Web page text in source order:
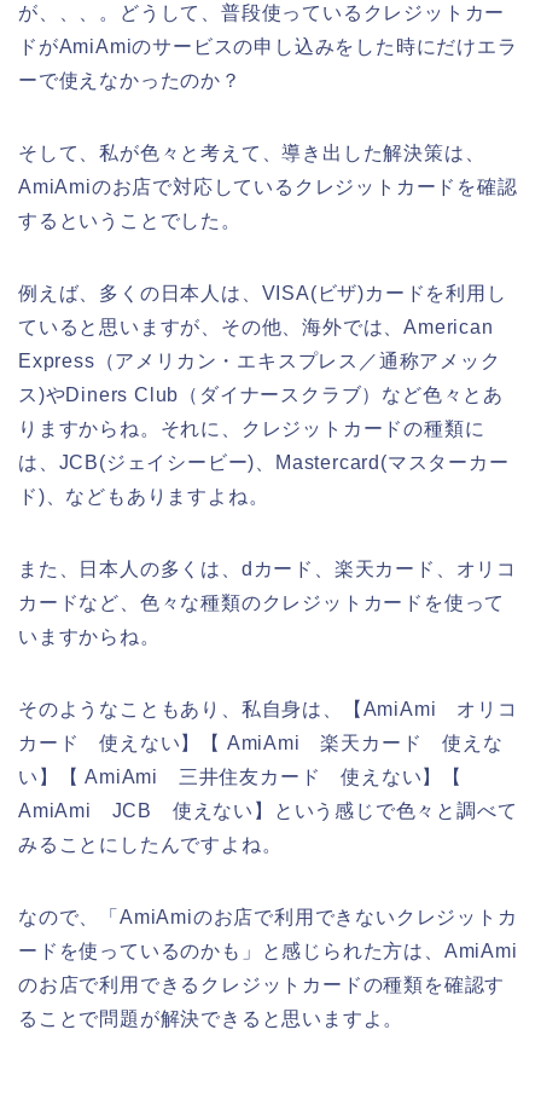
が、、、。どうして、普段使っているクレジットカー
ドがAmiAmiのサービスの申し込みをした時にだけエラ
ーで使えなかったのか？
そして、私が色々と考えて、導き出した解決策は、
AmiAmiのお店で対応しているクレジットカードを確認
するということでした。
例えば、多くの日本人は、VISA(ビザ)カードを利用し
ていると思いますが、その他、海外では、American
Express（アメリカン・エキスプレス／通称アメック
ス)やDiners Club（ダイナースクラブ）など色々とあ
りますからね。それに、クレジットカードの種類に
は、JCB(ジェイシービー)、Mastercard(マスターカー
ド)、などもありますよね。
また、日本人の多くは、dカード、楽天カード、オリコ
カードなど、色々な種類のクレジットカードを使って
いますからね。
そのようなこともあり、私自身は、【AmiAmi オリコ
カード 使えない】【 AmiAmi 楽天カード 使えな
い】【 AmiAmi 三井住友カード 使えない】【
AmiAmi JCB 使えない】という感じで色々と調べて
みることにしたんですよね。
なので、「AmiAmiのお店で利用できないクレジットカ
ードを使っているのかも」と感じられた方は、AmiAmi
のお店で利用できるクレジットカードの種類を確認す
ることで問題が解決できると思いますよ。